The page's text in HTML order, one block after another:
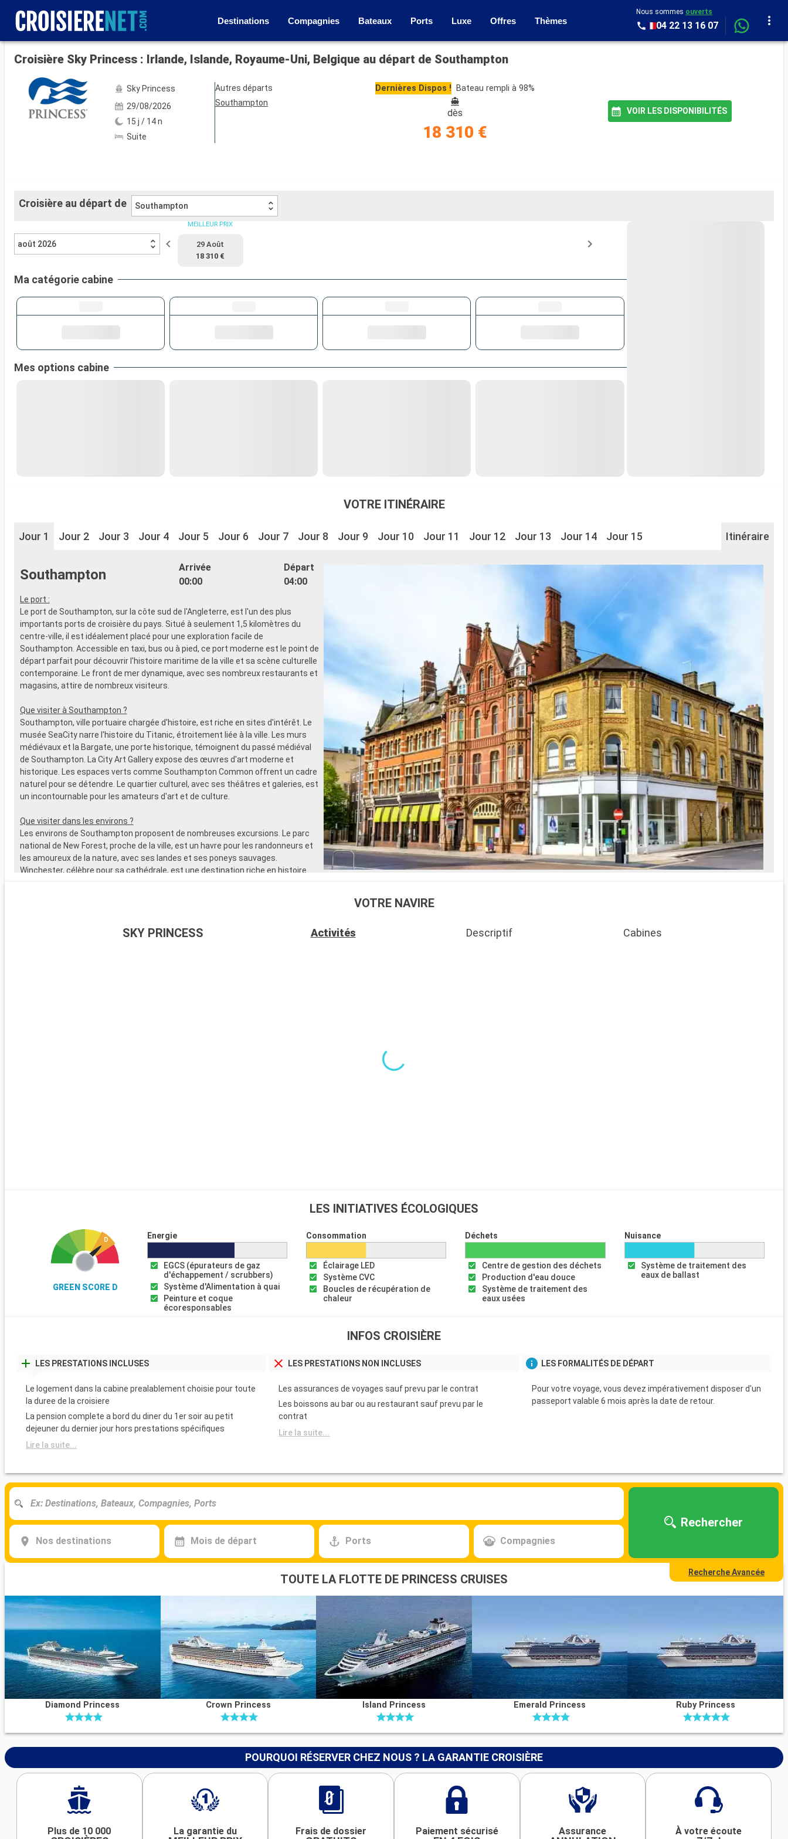
Destinations Compagnies Bateaux Ports Luxe Offres Thèmes
Nous sommes ouverts
04 22 13 16 07
Voir les 17 autres photos
Croisière Sky Princess : Irlande, Islande, Royaume-Uni, Belgique au départ de Southampton
Sky Princess
29/08/2026
15 j / 14 n
Suite
Autres départs
Southampton
Dernières Dispos ! Bateau rempli à 98%
dès
18 310 €
VOIR LES DISPONIBILITÉS
Croisière au départ de Southampton
août 2026
MEILLEUR PRIX
29 Août
18 310 €
Ma catégorie cabine
Mes options cabine
VOTRE ITINÉRAIRE
Jour 1 Jour 2 Jour 3 Jour 4 Jour 5 Jour 6 Jour 7 Jour 8 Jour 9 Jour 10 Jour 11 Jour 12 Jour 13 Jour 14 Jour 15 Itinéraire
Southampton
Arrivée
00:00
Départ
04:00
Le port :
Le port de Southampton, sur la côte sud de l'Angleterre, est l'un des plus
importants ports de croisière du pays. Situé à seulement 1,5 kilomètres du
centre-ville, il est idéalement placé pour une exploration facile de
Southampton. Accessible en taxi, bus ou à pied, ce port moderne est le point de
départ parfait pour découvrir l'histoire maritime de la ville et sa scène culturelle
contemporaine. Le front de mer dynamique, avec ses nombreux restaurants et
magasins, attire de nombreux visiteurs.
Que visiter à Southampton ?
Southampton, ville portuaire chargée d'histoire, est riche en sites d'intérêt. Le
musée SeaCity narre l'histoire du Titanic, étroitement liée à la ville. Les murs
médiévaux et la Bargate, une porte historique, témoignent du passé médiéval
de Southampton. La City Art Gallery expose des œuvres d'art moderne et
historique. Les espaces verts comme Southampton Common offrent un cadre
naturel pour se détendre. Le quartier culturel, avec ses théâtres et galeries, est
un incontournable pour les amateurs d'art et de culture.
Que visiter dans les environs ?
Les environs de Southampton proposent de nombreuses excursions. Le parc
national de New Forest, proche de la ville, est un havre pour les randonneurs et
les amoureux de la nature, avec ses landes et ses poneys sauvages.
Winchester, célèbre pour sa cathédrale, est une destination riche en histoire.
VOTRE NAVIRE
SKY PRINCESS Activités Descriptif Cabines
LES INITIATIVES ÉCOLOGIQUES
GREEN SCORE D
Energie
EGCS (épurateurs de gaz
d'échappement / scrubbers)
Système d'Alimentation à quai
Peinture et coque
écoresponsables
Consommation
Éclairage LED
Système CVC
Boucles de récupération de
chaleur
Déchets
Centre de gestion des déchets
Production d'eau douce
Système de traitement des
eaux usées
Nuisance
Système de traitement des
eaux de ballast
INFOS CROISIÈRE
LES PRESTATIONS INCLUSES
Le logement dans la cabine prealablement choisie pour toute
la duree de la croisiere
La pension complete a bord du diner du 1er soir au petit
dejeuner du dernier jour hors prestations spécifiques
Lire la suite...
LES PRESTATIONS NON INCLUSES
Les assurances de voyages sauf prevu par le contrat
Les boissons au bar ou au restaurant sauf prevu par le
contrat
Lire la suite...
LES FORMALITÉS DE DÉPART
Pour votre voyage, vous devez impérativement disposer d'un
passeport valable 6 mois après la date de retour.
Nos destinations Mois de départ Ports Compagnies
Rechercher
Recherche Avancée
TOUTE LA FLOTTE DE PRINCESS CRUISES
Diamond Princess Crown Princess Island Princess Emerald Princess Ruby Princess
POURQUOI RÉSERVER CHEZ NOUS ? LA GARANTIE CROISIÈRE
Plus de 10 000 La garantie du Frais de dossier Paiement sécurisé Assurance À votre écoute